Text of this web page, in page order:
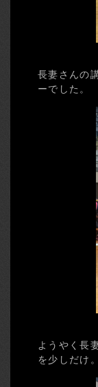
長妻さんの
ーでした。
ようやく長
を少しだけ。